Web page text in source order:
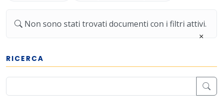
Non sono stati trovati documenti con i filtri attivi.
RICERCA